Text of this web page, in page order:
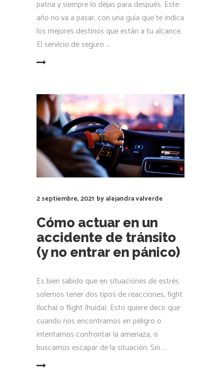
patria y siempre lo dejas para después. Este
año no va a pasar, con una guía que te indica
los mejores destinos que están a tu alcance.
El servicio de seguro
2 septiembre, 2021 byalejandra valverde
Cómo actuar en un
accidente de tránsito
(y no entrar en pánico)
Es bien sabido que en situaciones de estrés
solemos tener dos tipos de reacciones, fight
(lucha) o flight (huida). Esto quiere decir que
cuando nos encontramos en peligro o
intentamos confrontar la amenaza, o
buscamos escapar de la situación. Sin